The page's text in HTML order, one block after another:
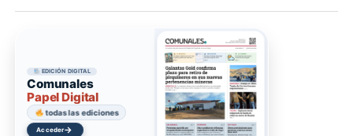
EDICIÓN DIGITAL
Comunales
Papel Digital
todas las ediciones
Acceder→